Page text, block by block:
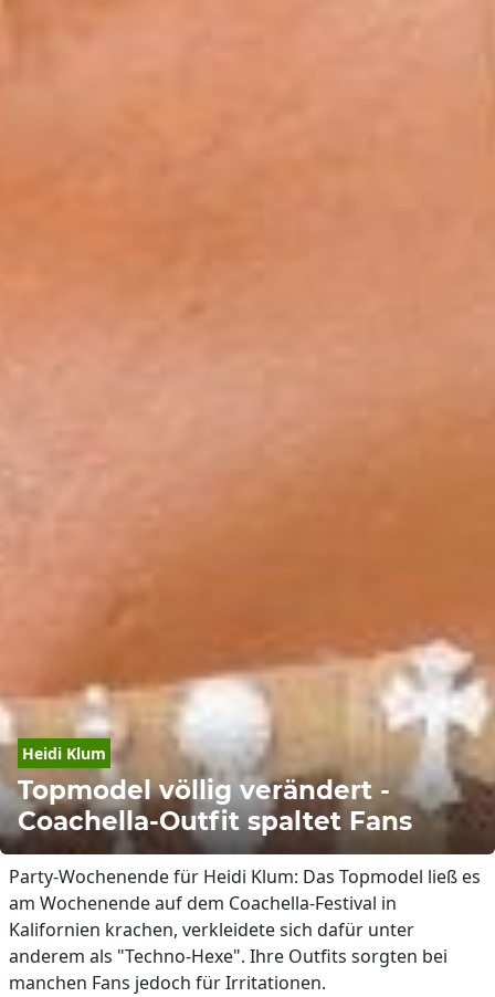
Heidi Klum
Topmodel völlig verändert -
Coachella-Outfit spaltet Fans
Party-Wochenende für Heidi Klum: Das Topmodel ließ es
am Wochenende auf dem Coachella-Festival in
Kalifornien krachen, verkleidete sich dafür unter
anderem als "Techno-Hexe". Ihre Outfits sorgten bei
manchen Fans jedoch für Irritationen.